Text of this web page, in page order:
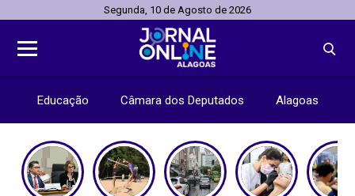
Segunda, 10 de Agosto de 2026
Educação Câmara dos Deputados Alagoas